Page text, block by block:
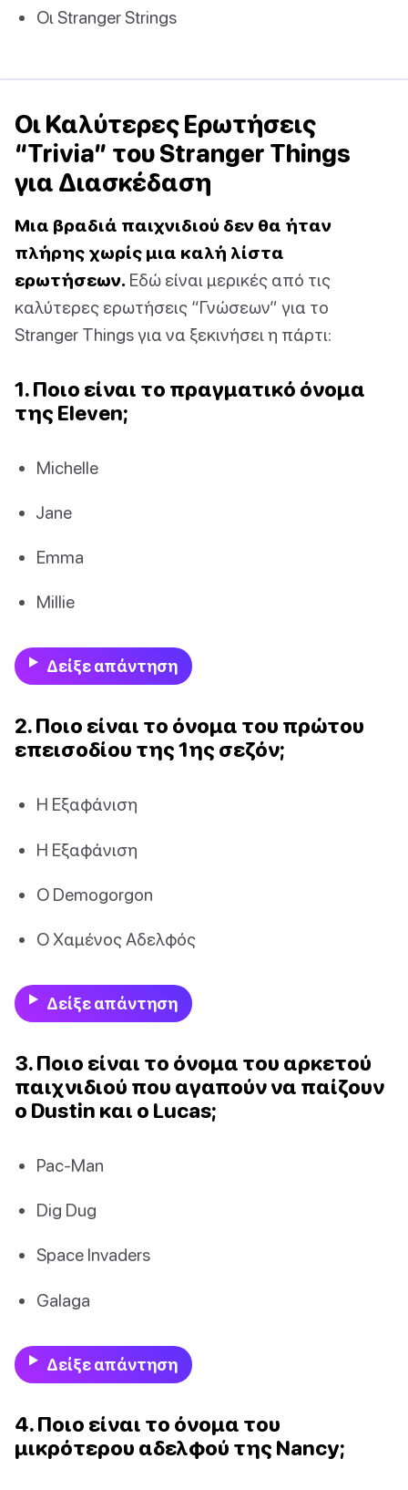
Οι Stranger Strings
Οι Καλύτερες Ερωτήσεις
“Trivia” του Stranger Things
για Διασκέδαση
Μια βραδιά παιχνιδιού δεν θα ήταν
πλήρης χωρίς μια καλή λίστα
ερωτήσεων. Εδώ είναι μερικές από τις
καλύτερες ερωτήσεις “Γνώσεων” για το
Stranger Things για να ξεκινήσει η πάρτι:
1. Ποιο είναι το πραγματικό όνομα
της Eleven;
Michelle
Jane
Emma
Millie
Δείξε απάντηση
2. Ποιο είναι το όνομα του πρώτου
επεισοδίου της 1ης σεζόν;
Η Εξαφάνιση
Η Εξαφάνιση
Ο Demogorgon
Ο Χαμένος Αδελφός
Δείξε απάντηση
3. Ποιο είναι το όνομα του αρκετού
παιχνιδιού που αγαπούν να παίζουν
ο Dustin και ο Lucas;
Pac-Man
Dig Dug
Space Invaders
Galaga
Δείξε απάντηση
4. Ποιο είναι το όνομα του
μικρότερου αδελφού της Nancy;